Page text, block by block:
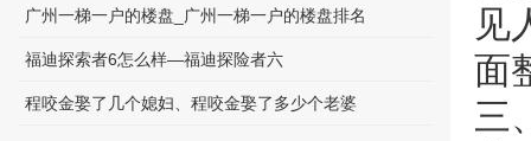
见
面
三
广州一梯一户的楼盘_广州一梯一户的楼盘排名
福迪探索者6怎么样—福迪探险者六
程咬金娶了几个媳妇、程咬金娶了多少个老婆